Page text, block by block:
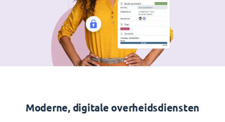
Moderne, digitale overheidsdiensten